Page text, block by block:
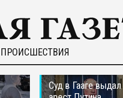
ПРОИСШЕСТВИЯ
Суд в Гааге